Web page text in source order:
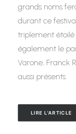
grands noms
durant ce
triplement étoilé
également le
Varone, Franck
aussi présents.
LIRE L'ARTICLE